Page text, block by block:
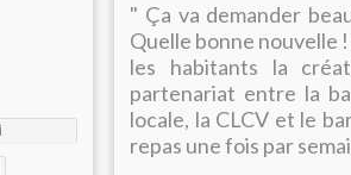
" Ça va demander
Quelle bonne nouvelle
les habitants la
partenariat entre la
locale, la CLCV et le
repas une fois par